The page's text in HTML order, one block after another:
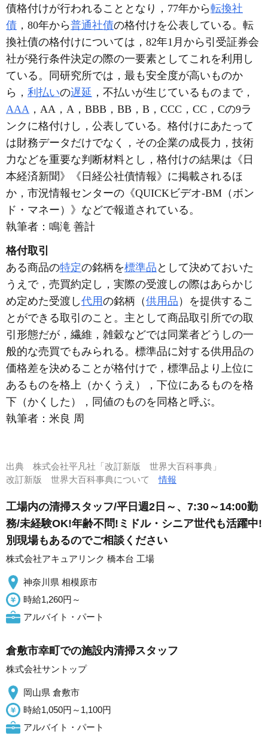
債格付けが行われることとなり，77年から転換社
債 ，80年から普通社債の格付けを公表している。転
換社債の格付けについては，82年1月から引受証券会
社が発行条件決定の際の一要素としてこれを利用し
ている。同研究所では，最も安全度が高いものか
ら， 利払いの遅延 ，不払いが生じているものまで，
AAA ，AA，A，BBB，BB，B，CCC，CC，Cの9ラ
ンクに格付けし，公表している。格付けにあたって
は財務データだけでなく，その企業の成長力，技術
力などを重要な判断材料とし，格付けの結果は《日
本経済新聞》《日経公社債情報》に掲載されるほ
か，市況情報センターの《QUICKビデオ-BM（ボン
ド・マネー）》などで報道されている。
執筆者： 鳴滝 善計
格付取引
ある商品の特定の銘柄を標準品 として決めておいた
うえで，売買約定し，実際の受渡しの際はあらかじ
め定めた受渡し代用の銘柄（供用品 ）を提供するこ
とができる取引のこと。主として商品取引所での取
引形態だが，繊維，雑穀などでは同業者どうしの一
般的な売買でもみられる。標準品に対する供用品の
価格差を決めることが格付けで，標準品より上位に
あるものを格上（かくうえ），下位にあるものを格
下（かくした），同値のものを同格と呼ぶ。
執筆者： 米良 周
出典 株式会社平凡社「改訂新版 世界大百科事典」
改訂新版 世界大百科事典について情報
工場内の清掃スタッフ/平日週2日～、7:30～14:00勤
務/未経験OK!年齢不問!ミドル・シニア世代も活躍中!
別現場もあるのでご相談ください
株式会社アキュアリンク 橋本台 工場
神奈川県 相模原市
時給1,260円～
アルバイト・パート
倉敷市幸町での施設内清掃スタッフ
株式会社サントップ
岡山県 倉敷市
時給1,050円～1,100円
アルバイト・パート